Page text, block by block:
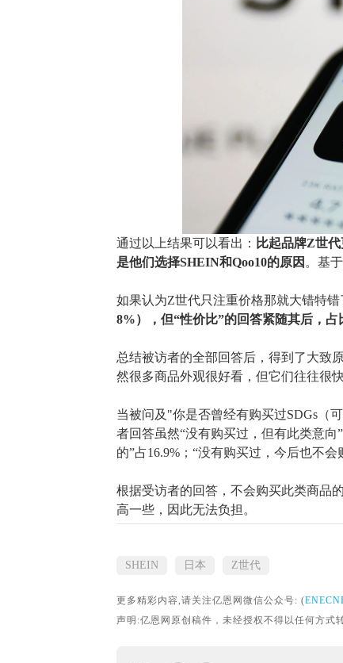
通过以上结果可以看出： 比起品牌Z世
是他们选择SHEIN和Qoo10的原因 。基
如果认为Z世代只注重价格那就大错特错
8%），但“性价比”的回答紧随其后，占
总结被访者的全部回答后，得到了大致
然很多商品外观很好看，但它们往往很
当被问及 "你是否曾经有购买过SDGs（
者回答虽然“没有购买过，但有此类意向
的”占16.9% ； “没有购买过，今后也不会
根据受访者的回答，不会购买此类商品
高一些，因此无法负担。
SHEIN 日本 Z世代
更多精彩内容,请关注亿恩网微信公众号: (
声明:亿恩网原创稿件，未经授权不得以任何方式